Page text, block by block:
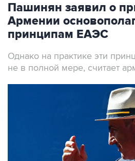
Пашинян заявил о
Армении
принципам ЕАЭС
Однако на практике эти
не в полной мере, считает